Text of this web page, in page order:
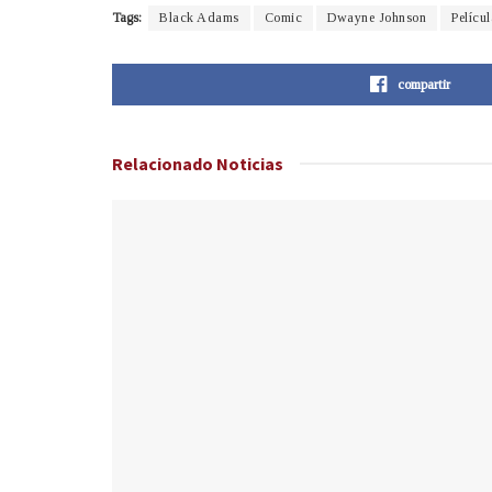
Tags: Black Adams Comic Dwayne Johnson
compartir
Relacionado Noticias